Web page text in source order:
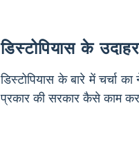
डिस्टोपियास के
डिस्टोपियास के बारे में चर्चा
प्रकार की सरकार कैसे काम